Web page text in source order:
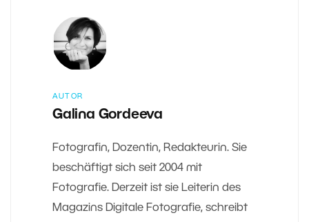
AUTOR
Galina Gordeeva
Fotografin, Dozentin, Redakteurin. Sie
beschäftigt sich seit 2004 mit
Fotografie. Derzeit ist sie Leiterin des
Magazins Digitale Fotografie, schreibt